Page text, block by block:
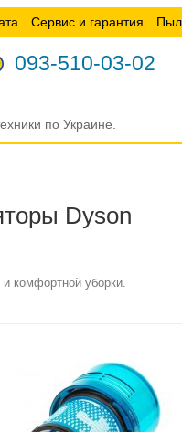
Сервис и гарантия
093-510-03-02
по Украине.
Dyson
комфортной уборки.